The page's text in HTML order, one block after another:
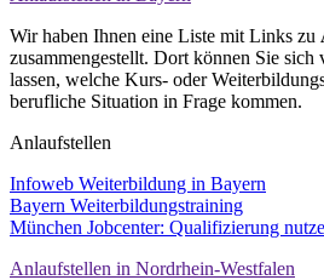
Wir haben Ihnen eine Liste mit Links zu
zusammengestellt. Dort können Sie sich
lassen, welche Kurs- oder
berufliche Situation in Frage kommen.
Anlaufstellen
Infoweb Weiterbildung in Bayern
Bayern Weiterbildungstraining
München Jobcenter: Qualifizierung
Anlaufstellen in Nordrhein-Westfalen